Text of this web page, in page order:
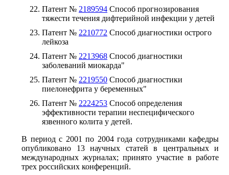
Патент № 2189594 Способ прогнозирования
тяжести течения дифтерийной инфекции у детей
Патент № 2210772 Способ диагностики острого
лейкоза
Патент № 2213968 Способ диагностики
заболеваний миокарда"
Патент № 2219550 Способ диагностики
пиелонефрита у беременных"
Патент № 2224253 Способ определения
эффективности терапии неспецифического
язвенного колита у детей.
В период с 2001 по 2004 года сотрудниками кафедры
опубликовано 13 научных статей в центральных и
международных журналах; принято участие в работе
трех российских конференций.